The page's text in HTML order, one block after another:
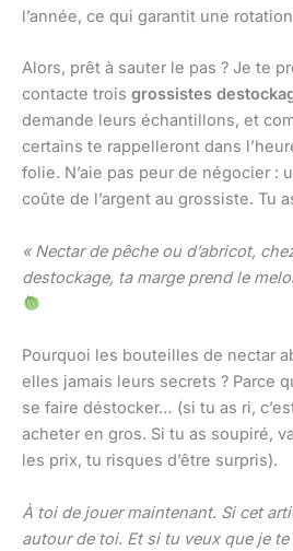
l’année, ce qui garantit une
Alors, prêt à sauter le pas ? Je te
contacte trois grossistes
demande leurs échantillons, et
certains te rappelleront dans
folie. N’aie pas peur de négocier :
coûte de l’argent au grossiste. Tu
« Nectar de pêche ou d’abricot,
destockage, ta marge prend le
Pourquoi les bouteilles de nectar
elles jamais leurs secrets ? Parce
se faire déstocker… (si tu as ri,
acheter en gros. Si tu as soupiré,
les prix, tu risques d’être surpris).
À toi de jouer maintenant. Si cet
autour de toi. Et si tu veux que je